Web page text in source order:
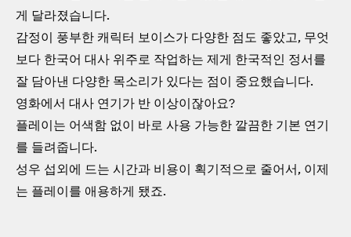
게 달라졌습니다.
감정이 풍부한 캐릭터 보이스가 다양한 점도 좋았고, 무엇
보다 한국어 대사 위주로 작업하는 제게 한국적인 정서를
잘 담아낸 다양한 목소리가 있다는 점이 중요했습니다.
영화에서 대사 연기가 반 이상이잖아요?
플레이는 어색함 없이 바로 사용 가능한 깔끔한 기본 연기
를 들려줍니다.
성우 섭외에 드는 시간과 비용이 획기적으로 줄어서, 이제
는 플레이를 애용하게 됐죠.